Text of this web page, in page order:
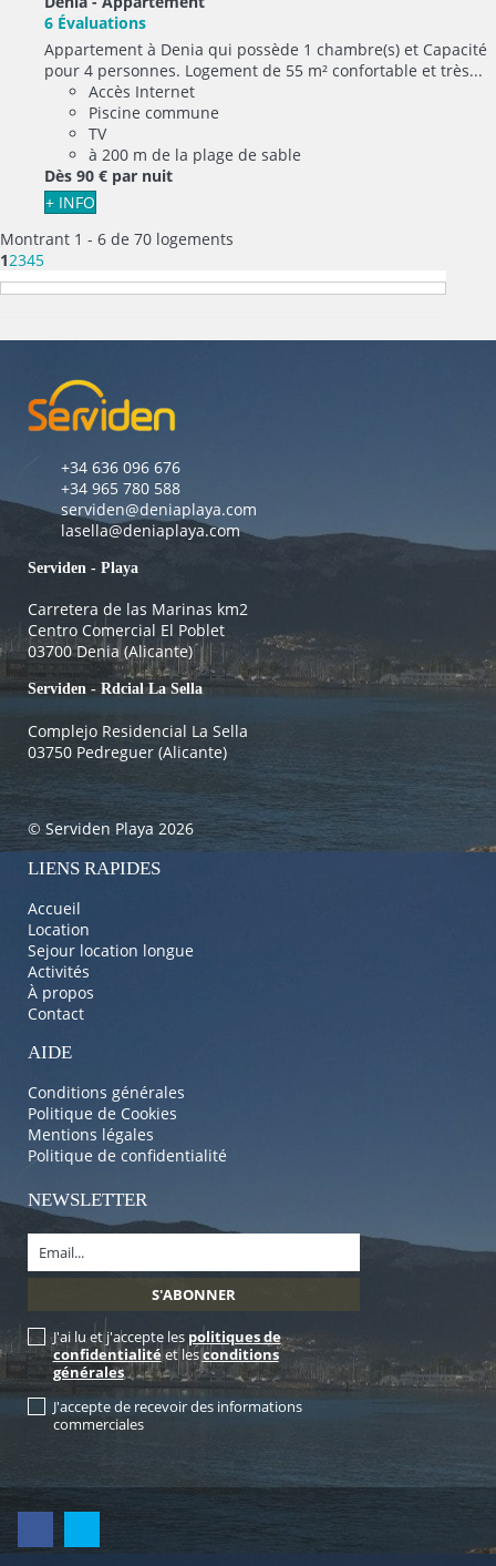
6 Évaluations
Appartement à Denia qui possède 1 chambre(s) et Capacité
pour 4 personnes. Logement de 55 m² confortable et très...
Accès Internet
Piscine commune
TV
à 200 m de la plage de sable
Dès 90 € par nuit
+ INFO
Montrant 1 - 6 de 70 logements
12345
+34 636 096 676
+34 965 780 588
serviden@deniaplaya.com
lasella@deniaplaya.com
Serviden - Playa
Carretera de las Marinas km2
Centro Comercial El Poblet
03700 Denia (Alicante)
Serviden - Rdcial La Sella
Complejo Residencial La Sella
03750 Pedreguer (Alicante)
© Serviden Playa 2026
LIENS RAPIDES
Accueil
Location
Sejour location longue
Activités
À propos
Contact
AIDE
Conditions générales
Politique de Cookies
Mentions légales
Politique de confidentialité
NEWSLETTER
J'ai lu et j'accepte les politiques de
confidentialité et lesconditions
générales
J'accepte de recevoir des informations
commerciales